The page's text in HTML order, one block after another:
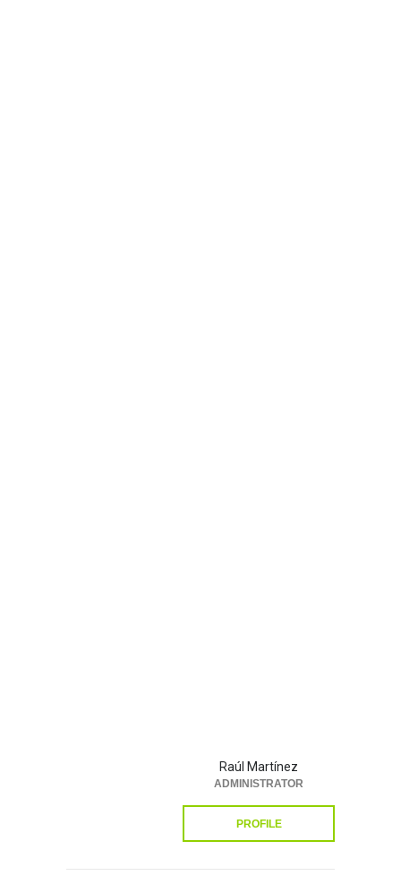
Raúl Martínez
ADMINISTRATOR
PROFILE